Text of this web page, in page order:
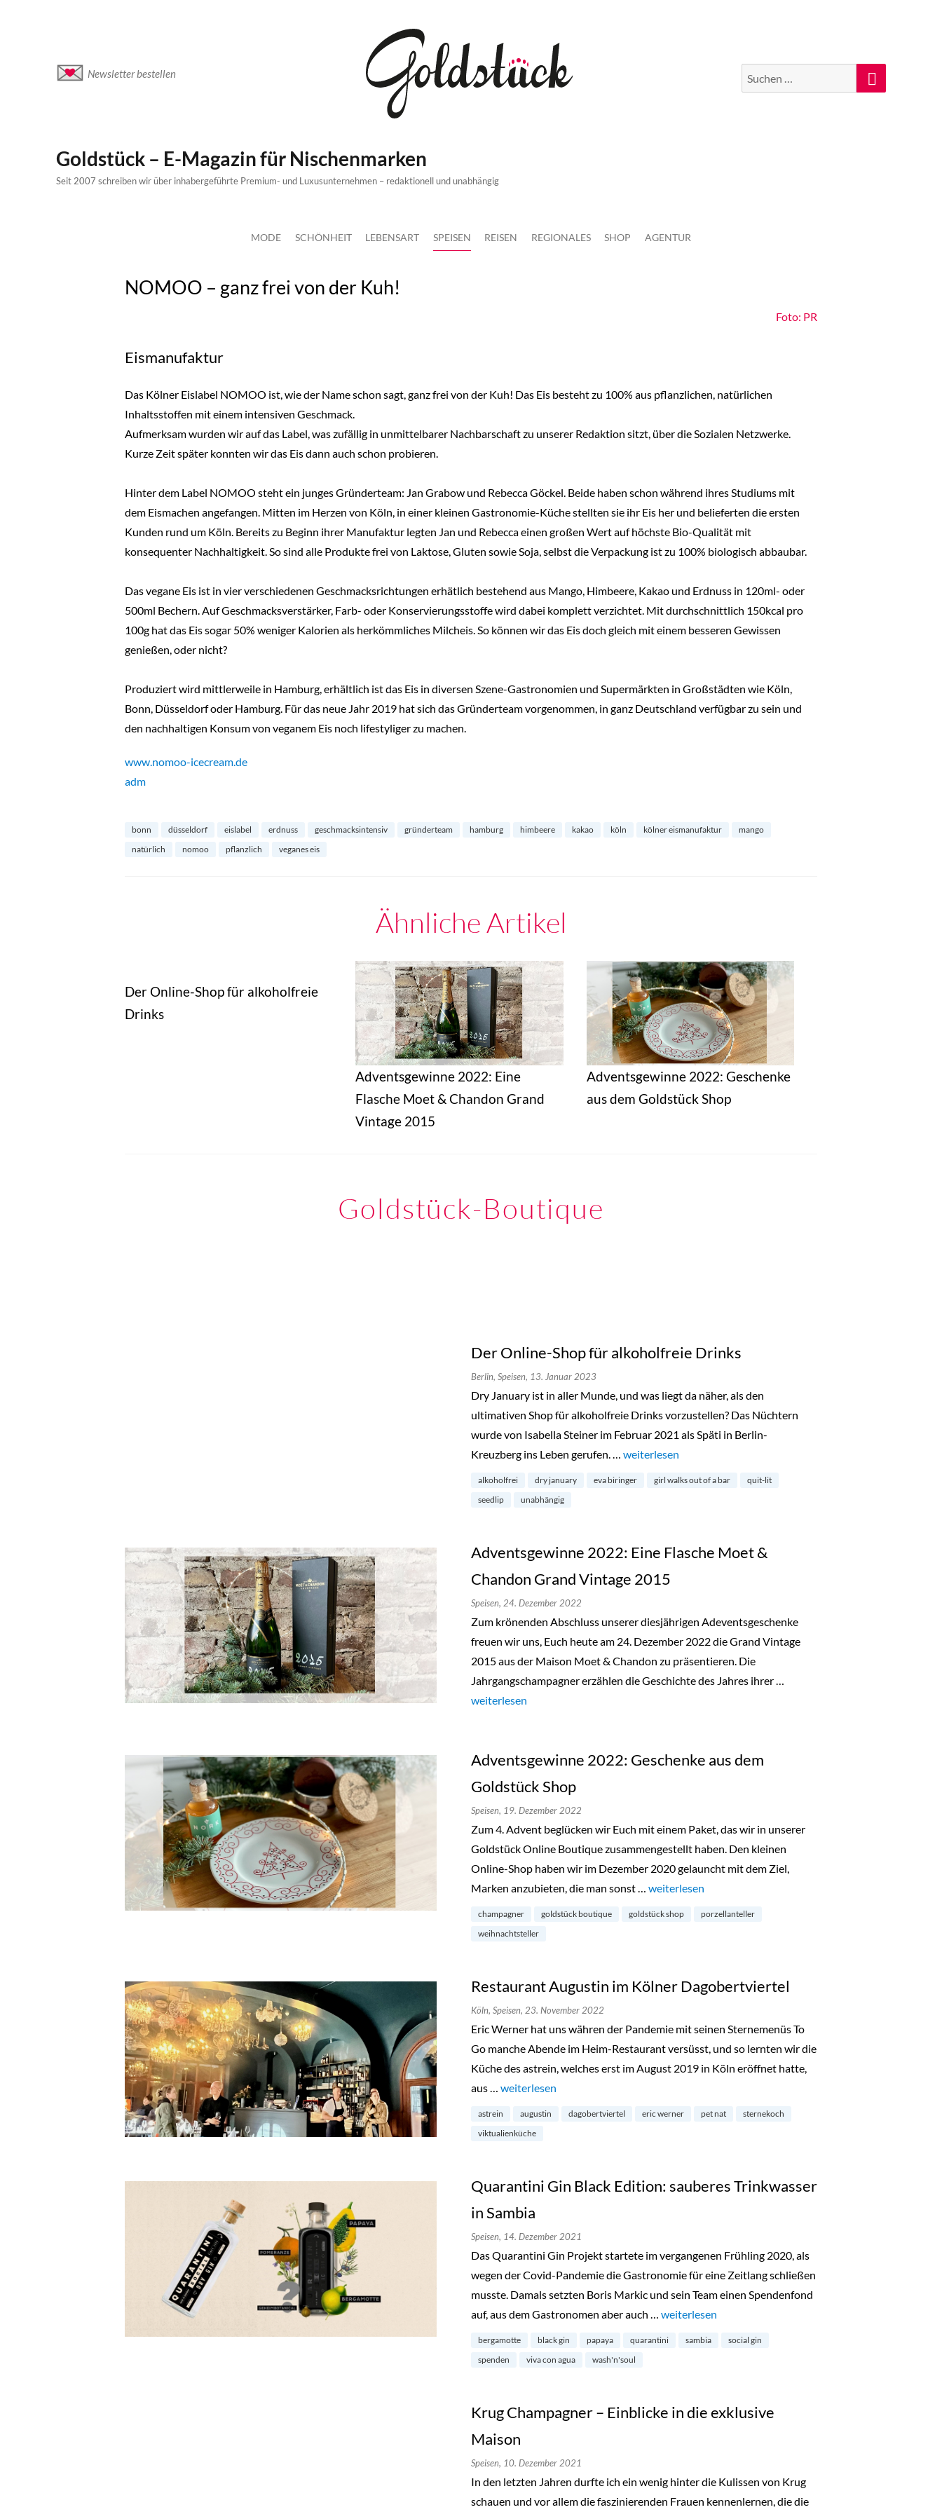
Newsletter bestellen
Suche
nach:
Suchen
Goldstück – E-Magazin für Nischenmarken
Seit 2007 schreiben wir über inhabergeführte Premium- und Luxusunternehmen – redaktionell und unabhängig
MODE SCHÖNHEIT LEBENSART SPEISEN REISEN REGIONALES SHOP AGENTUR
NOMOO – ganz frei von der Kuh!
Foto: PR
Eismanufaktur
Das Kölner Eislabel NOMOO ist, wie der Name schon sagt, ganz frei von der Kuh! Das Eis besteht zu 100% aus pflanzlichen, natürlichen
Inhaltsstoffen mit einem intensiven Geschmack.
Aufmerksam wurden wir auf das Label, was zufällig in unmittelbarer Nachbarschaft zu unserer Redaktion sitzt, über die Sozialen Netzwerke.
Kurze Zeit später konnten wir das Eis dann auch schon probieren.
Hinter dem Label NOMOO steht ein junges Gründerteam: Jan Grabow und Rebecca Göckel. Beide haben schon während ihres Studiums mit
dem Eismachen angefangen. Mitten im Herzen von Köln, in einer kleinen Gastronomie-Küche stellten sie ihr Eis her und belieferten die ersten
Kunden rund um Köln. Bereits zu Beginn ihrer Manufaktur legten Jan und Rebecca einen großen Wert auf höchste Bio-Qualität mit
konsequenter Nachhaltigkeit. So sind alle Produkte frei von Laktose, Gluten sowie Soja, selbst die Verpackung ist zu 100% biologisch abbaubar.
Das vegane Eis ist in vier verschiedenen Geschmacksrichtungen erhätlich bestehend aus Mango, Himbeere, Kakao und Erdnuss in 120ml- oder
500ml Bechern. Auf Geschmacksverstärker, Farb- oder Konservierungsstoffe wird dabei komplett verzichtet. Mit durchschnittlich 150kcal pro
100g hat das Eis sogar 50% weniger Kalorien als herkömmliches Milcheis. So können wir das Eis doch gleich mit einem besseren Gewissen
genießen, oder nicht?
Produziert wird mittlerweile in Hamburg, erhältlich ist das Eis in diversen Szene-Gastronomien und Supermärkten in Großstädten wie Köln,
Bonn, Düsseldorf oder Hamburg. Für das neue Jahr 2019 hat sich das Gründerteam vorgenommen, in ganz Deutschland verfügbar zu sein und
den nachhaltigen Konsum von veganem Eis noch lifestyliger zu machen.
www.nomoo-icecream.de
adm
bonn düsseldorf eislabel erdnuss geschmacksintensiv gründerteam hamburg himbeere kakao köln kölner eismanufaktur
mango
natürlich
nomoo pflanzlich veganes eis
Ähnliche Artikel
Der Online-Shop für alkoholfreie
Drinks
Adventsgewinne 2022: Eine
Flasche Moet & Chandon Grand
Vintage 2015
Adventsgewinne 2022: Geschenke
aus dem Goldstück Shop
Goldstück-Boutique
Der Online-Shop für alkoholfreie Drinks
Berlin, Speisen, 13. Januar 2023
Dry January ist in aller Munde, und was liegt da näher, als den
ultimativen Shop für alkoholfreie Drinks vorzustellen? Das Nüchtern
wurde von Isabella Steiner im Februar 2021 als Späti in Berlin-
Kreuzberg ins Leben gerufen. … „Der Online-Shop für alkoholfreie Drinks“
weiterlesen
alkoholfrei dry january eva biringer girl walks out of a bar
quit-lit
seedlip
unabhängig
Adventsgewinne 2022: Eine Flasche Moet &
Chandon Grand Vintage 2015
Speisen, 24. Dezember 2022
Zum krönenden Abschluss unserer diesjährigen Adeventsgeschenke
freuen wir uns, Euch heute am 24. Dezember 2022 die Grand Vintage
2015 aus der Maison Moet & Chandon zu präsentieren. Die
Jahrgangschampagner erzählen die Geschichte des Jahres ihrer …
„Adventsgewinne 2022: Eine Flasche Moet & Chandon Grand Vintage 2015“
weiterlesen
Adventsgewinne 2022: Geschenke aus dem
Goldstück Shop
Speisen, 19. Dezember 2022
Zum 4. Advent beglücken wir Euch mit einem Paket, das wir in unserer
Goldstück Online Boutique zusammengestellt haben. Den kleinen
Online-Shop haben wir im Dezember 2020 gelauncht mit dem Ziel,
Marken anzubieten, die man sonst … „Adventsgewinne 2022: Geschenke aus dem Goldstück
weiterlesen
champagner goldstück boutique goldstück shop
porzellanteller
weihnachtsteller
Restaurant Augustin im Kölner Dagobertviertel
Köln, Speisen, 23. November 2022
Eric Werner hat uns währen der Pandemie mit seinen Sternemenüs To
Go manche Abende im Heim-Restaurant versüsst, und so lernten wir die
Küche des astrein, welches erst im August 2019 in Köln eröffnet hatte,
aus … „Restaurant Augustin im Kölner Dagobertviertel“
weiterlesen
astrein augustin dagobertviertel eric werner pet nat
sternekoch
viktualienküche
Quarantini Gin Black Edition: sauberes Trinkwasser
in Sambia
Speisen, 14. Dezember 2021
Das Quarantini Gin Projekt startete im vergangenen Frühling 2020, als
wegen der Covid-Pandemie die Gastronomie für eine Zeitlang schließen
musste. Damals setzten Boris Markic und sein Team einen Spendenfond
auf, aus dem Gastronomen aber auch … „Quarantini Gin Black Edition: sauberes Trinkwasser in
weiterlesen
bergamotte black gin papaya quarantini sambia
social gin
spenden
viva con agua wash'n'soul
Krug Champagner – Einblicke in die exklusive
Maison
Speisen, 10. Dezember 2021
In den letzten Jahren durfte ich ein wenig hinter die Kulissen von Krug
schauen und vor allem die faszinierenden Frauen kennenlernen, die die